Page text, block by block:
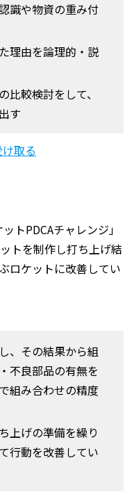
識や物資の重み付
理由を論理的・説
比較検討をして、
す
取る
トPDCAチャレンジ」
トを制作し打ち上げ結
ロケットに改善してい
、その結果から組
不良部品の有無を
組み合わせの精度
上げの準備を繰り
行動を改善してい